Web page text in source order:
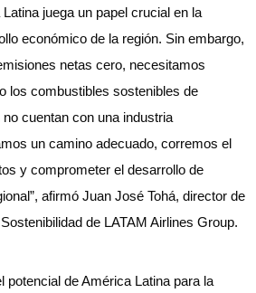
juega un papel crucial en la
económico de la región. Sin embargo,
netas cero, necesitamos
los combustibles sostenibles de
cuentan con una industria
un camino adecuado, corremos el
y comprometer el desarrollo de
afirmó Juan José Tohá, director de
de LATAM Airlines Group.
potencial de América Latina para la